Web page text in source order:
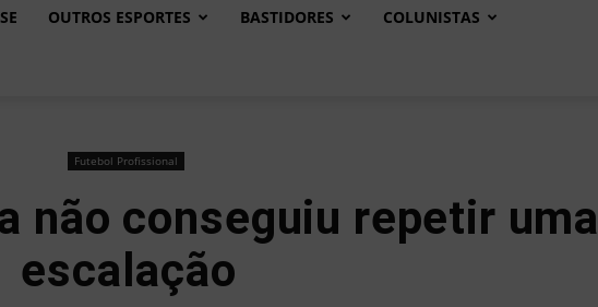
OUTROS ESPORTES BASTIDORES COLUNISTAS
Futebol Profissional
não conseguiu repetir uma
escalação